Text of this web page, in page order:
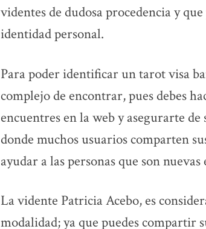
videntes de dudosa procedencia y
identidad personal.
Para poder identificar un tarot visa
complejo de encontrar, pues debes
encuentres en la web y asegurarte
donde muchos usuarios comparten
ayudar a las personas que son
La vidente Patricia Acebo, es
modalidad; ya que puedes compartir